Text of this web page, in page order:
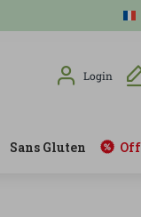
Login
Sans Gluten